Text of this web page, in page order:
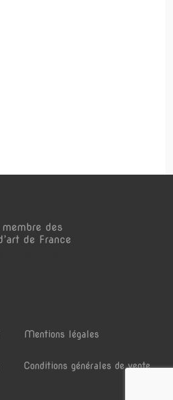
Mentions légales
Conditions générales de vente